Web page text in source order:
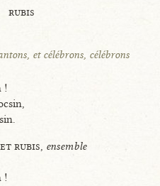
rubis
et célébrons, célébrons
!
rubis, ensemble
!